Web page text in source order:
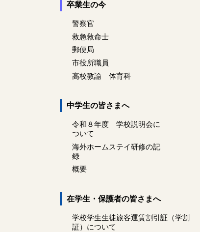
卒業生の今
警察官
救急救命士
郵便局
市役所職員
高校教諭 体育科
中学生の皆さまへ
令和８年度 学校説明会に
ついて
海外ホームステイ研修の記
録
概要
在学生・保護者の皆さまへ
学校学生生徒旅客運賃割引証（学割
証）について